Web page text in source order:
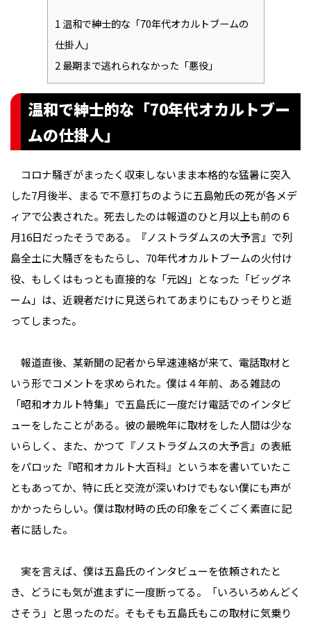
1 温和で紳士的な「70年代オカルトブームの
仕掛人」
2最期まで逃れられなかった「悪役」
温和で紳士的な「70年代オカルトブー
ムの仕掛人」
コロナ騒ぎがまったく収束しないまま本格的な猛暑に突入
した7月後半、まるで不意打ちのように五島勉氏の死が各メデ
ィアで公表された。死去したのは報道のひと月以上も前の６
月16日だったそうである。『ノストラダムスの大予言』で列
島全土に大騒ぎをもたらし、70年代オカルトブームの火付け
役、もしくはもっとも直接的な「元凶」となった「ビッグネ
ーム」は、近親者だけに見送られてあまりにもひっそりと逝
ってしまった。
報道直後、某新聞の記者から早速連絡が来て、電話取材と
いう形でコメントを求められた。僕は４年前、ある雑誌の
「昭和オカルト特集」で五島氏に一度だけ電話でのインタビ
ューをしたことがある。彼の最晩年に取材をした人間は少な
いらしく、また、かつて『ノストラダムスの大予言』の表紙
をパロッた『昭和オカルト大百科』という本を書いていたこ
ともあってか、特に氏と交流が深いわけでもない僕にも声が
かかったらしい。僕は取材時の氏の印象をごくごく素直に記
者に話した。
実を言えば、僕は五島氏のインタビューを依頼されたと
き、どうにも気が進まずに一度断ってる。「いろいろめんどく
さそう」と思ったのだ。そもそも五島氏もこの取材に気乗り